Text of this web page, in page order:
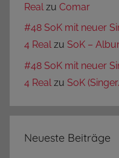
Realzu Comar
#48 SoK mit neuer
4 Realzu SoK –
#48 SoK mit neuer
4 Real zu SoK
Neueste Beiträge